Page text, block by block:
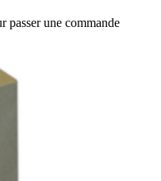
passer une commande